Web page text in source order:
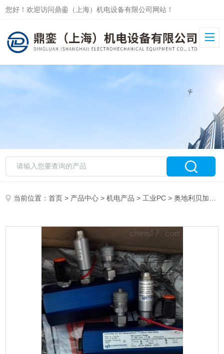
您好！欢迎访问鼎銮（上海）机电设备有限公司网站！
当前位置：首页 > 产品中心 >机电产品 > 工业PC > 奥地利贝加莱3IF781.9工业PC模块